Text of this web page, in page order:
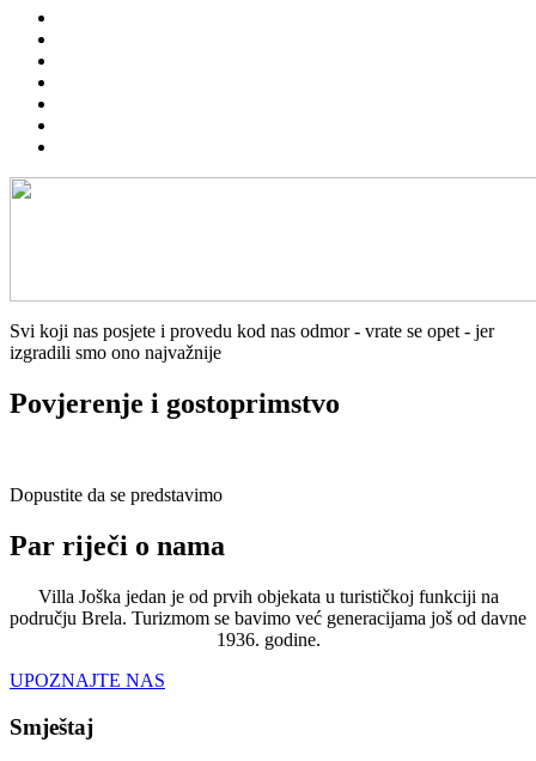
Svi koji nas posjete i provedu kod nas odmor - vrate se opet - jer
izgradili smo ono najvažnije
Povjerenje i gostoprimstvo
Dopustite da se predstavimo
Par riječi o nama
Villa Joška jedan je od prvih objekata u turističkoj funkciji na
području Brela. Turizmom se bavimo već generacijama još od davne
1936. godine.
UPOZNAJTE NAS
Smještaj